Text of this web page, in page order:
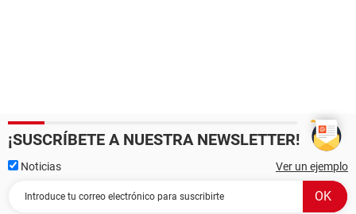
¡SUSCRÍBETE A NUESTRA NEWSLETTER!
Noticias Ver un ejemplo